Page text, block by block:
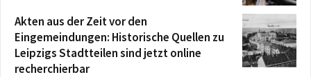
Akten aus der Zeit vor den
Eingemeindungen: Historische Quellen zu
Leipzigs Stadtteilen sind jetzt online
recherchierbar